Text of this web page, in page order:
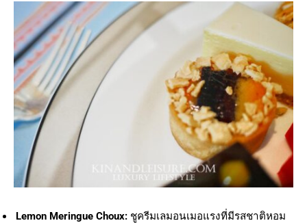
Lemon Meringue Choux: ชูครีมเลมอนเมอแรงที่มีรสชาติหอม